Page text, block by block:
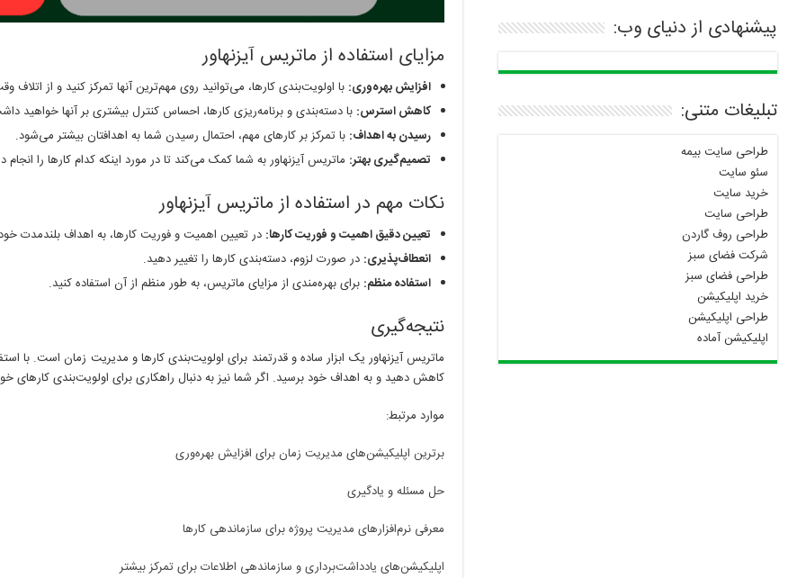
مزایای استفاده از ماتریس آیزنهاور
افزایش بهره‌وری: با اولویت‌بندی کارها، می‌توانید روی مهم‌ترین آنها تمرکز کنید و از اتلاف
کاهش استرس: با دسته‌بندی و برنامه‌ریزی کارها، احساس کنترل بیشتری بر آنها
رسیدن به اهداف: با تمرکز بر کارهای مهم، احتمال رسیدن شما به اهدافتان بیشتر می‌شود.
تصمیم‌گیری بهتر: ماتریس آیزنهاور به شما کمک می‌کند تا در مورد اینکه کدام کارها را
نکات مهم در استفاده از ماتریس آیزنهاور
تعیین دقیق اهمیت و فوریت کارها: در تعیین اهمیت و فوریت کارها، به اهداف بلندمدت
انعطاف‌پذیری: در صورت لزوم، دسته‌بندی کارها را تغییر دهید.
استفاده منظم: برای بهره‌مندی از مزایای ماتریس، به طور منظم از آن استفاده کنید.
نتیجه‌گیری
ماتریس آیزنهاور یک ابزار ساده و قدرتمند برای اولویت‌بندی کارها و مدیریت زمان است. با
کاهش دهید و به اهداف خود برسید. اگر شما نیز به دنبال راهکاری برای اولویت‌بندی کارهای
موارد مرتبط:
برترین اپلیکیشن‌های مدیریت زمان برای افزایش بهره‌وری
حل مسئله و یادگیری
معرفی نرم‌افزارهای مدیریت پروژه برای سازماندهی کارها
اپلیکیشن‌های یادداشت‌برداری و سازماندهی اطلاعات برای تمرکز بیشتر
پیشنهادی از دنیای وب:
تبلیغات متنی:
طراحی سایت بیمه
سئو سایت
خرید سایت
طراحی سایت
طراحی روف گاردن
شرکت فضای سبز
طراحی فضای سبز
خرید اپلیکیشن
طراحی اپلیکیشن
اپلیکیشن آماده